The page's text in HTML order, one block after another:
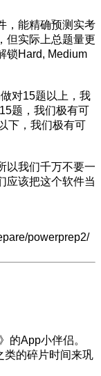
，能精确预测实考
但实际上总题量更
锁Hard, Medium
对15题以上，我
题，我们极有可
下，我们极有可
以我们千万不要一
应该把这个软件当
powerprep2/
的App小伴侣。
类的碎片时间来巩